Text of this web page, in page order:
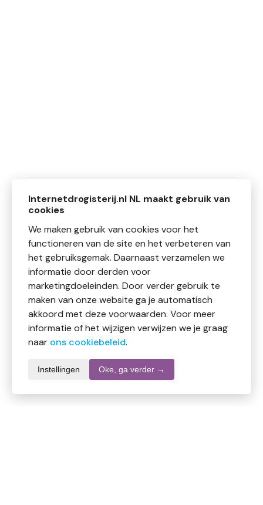
Internetdrogisterij.nl NL maakt gebruik van
cookies
We maken gebruik van cookies voor het
functioneren van de site en het verbeteren van
het gebruiksgemak. Daarnaast verzamelen we
informatie door derden voor
marketingdoeleinden. Door verder gebruik te
maken van onze website ga je automatisch
akkoord met deze voorwaarden. Voor meer
informatie of het wijzigen verwijzen we je graag
naar ons cookiebeleid.
Instellingen Oke, ga verder →